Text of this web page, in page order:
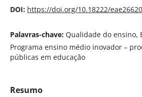
DOI: https://doi.org/10.18222/
Palavras-chave: Qualidade do ensino,
Programa ensino médio inovador –
públicas em educação
Resumo